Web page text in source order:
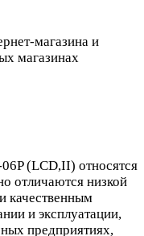
магазина и
магазинах
(LCD,II) относятся
отличаются низкой
качественным
и эксплуатации,
предприятиях,